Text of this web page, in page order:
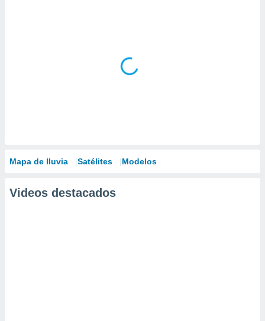
Mapa de lluvia Satélites Modelos
Videos destacados